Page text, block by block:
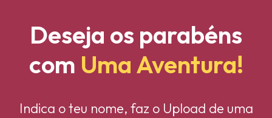
Deseja os parabéns
com Uma Aventura!
Indica o teu nome, faz o Upload de uma